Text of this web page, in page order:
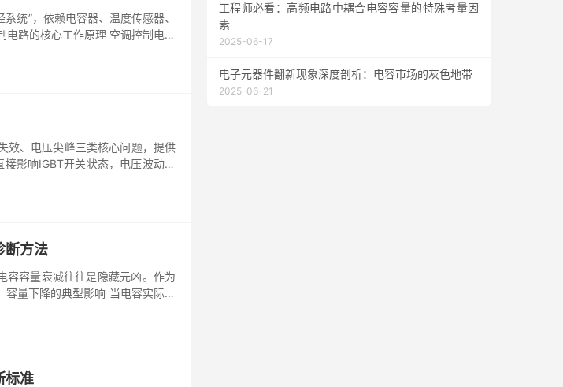
统”，依赖电容器、温度传感器、
路的核心工作原理 空调控制电路
效、电压尖峰三类核心问题，提供
影响IGBT开关状态，电压波动常
断方法
容容量衰减往往是隐藏元凶。作为
量下降的典型影响 当电容实际容
标准
工程师必看：高频电路中耦合电容容量的特殊考量因
素
2025-06-17
电子元器件翻新现象深度剖析：电容市场的灰色地带
2025-06-21